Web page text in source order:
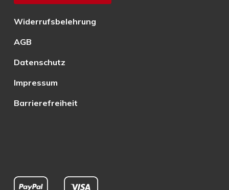
Widerrufsbelehrung
AGB
Datenschutz
Impressum
Barrierefreiheit